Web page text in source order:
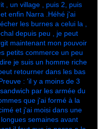
, un village , puis 2, puis
enfin Narra .Héhé j'ai
les burnes a celui la ,
depuis peu , je peut
maintenant mon pouvoir
petits commerce un peu
je suis un homme riche
retourner dans les bas
: 'il y a moins de 3
par les armée du
que j'ai formé à la
et j'ai moisi dans une
semaines avant